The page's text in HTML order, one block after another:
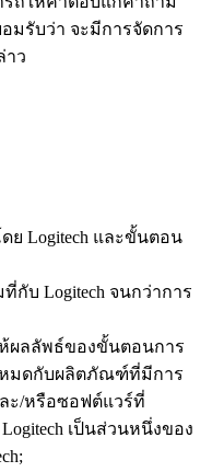
มรับว่า จะมีการจัดการ
าว
Logitech และขั้นตอน
กับ Logitech จนกว่าการ
ผลลัพธ์ของขั้นตอนการ
มดกับผลิตภัณฑ์ที่มีการ
ะ/หรือซอฟต์แวร์ที่
เป็นส่วนหนึ่งของ